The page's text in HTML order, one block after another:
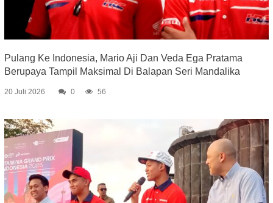
Pulang Ke Indonesia, Mario Aji Dan Veda Ega Pratama
Berupaya Tampil Maksimal Di Balapan Seri Mandalika
20 Juli 2026 0 56